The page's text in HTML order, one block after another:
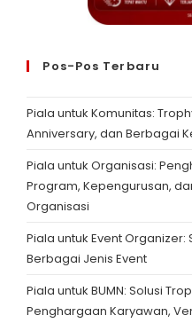
Pos-Pos Terbaru
Piala untuk Komunitas:
Anniversary, dan Berbagai
Piala untuk Organisasi:
Program, Kepengurusan,
Organisasi
Piala untuk Event Organizer:
Berbagai Jenis Event
Piala untuk BUMN: Solusi
Penghargaan Karyawan,